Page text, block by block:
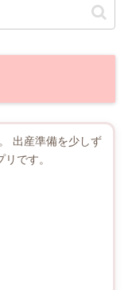
出産準備を少しず
です。